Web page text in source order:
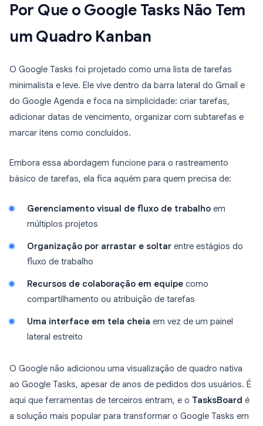
Por Que o Google Tasks Não Tem
um Quadro Kanban
O Google Tasks foi projetado como uma lista de tarefas
minimalista e leve. Ele vive dentro da barra lateral do Gmail e
do Google Agenda e foca na simplicidade: criar tarefas,
adicionar datas de vencimento, organizar com subtarefas e
marcar itens como concluídos.
Embora essa abordagem funcione para o rastreamento
básico de tarefas, ela fica aquém para quem precisa de:
Gerenciamento visual de fluxo de trabalho em
múltiplos projetos
Organização por arrastar e soltar entre estágios do
fluxo de trabalho
Recursos de colaboração em equipe como
compartilhamento ou atribuição de tarefas
Uma interface em tela cheia em vez de um painel
lateral estreito
O Google não adicionou uma visualização de quadro nativa
ao Google Tasks, apesar de anos de pedidos dos usuários. É
aqui que ferramentas de terceiros entram, e o TasksBoard é
a solução mais popular para transformar o Google Tasks em